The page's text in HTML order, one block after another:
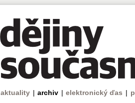
aktuality | archiv | elektronický ďas |